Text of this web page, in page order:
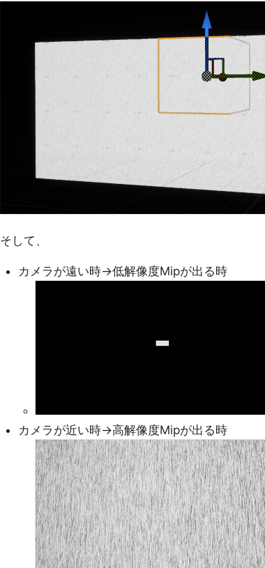
そして、
カメラが遠い時→低解像度Mipが出る時
カメラが近い時→高解像度Mipが出る時